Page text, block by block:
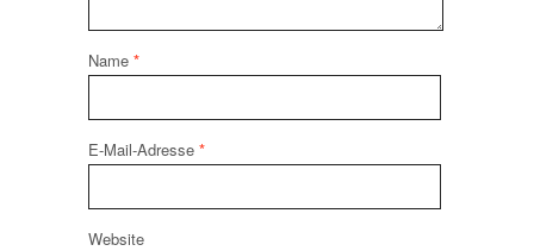
Name *
E-Mail-Adresse *
Website